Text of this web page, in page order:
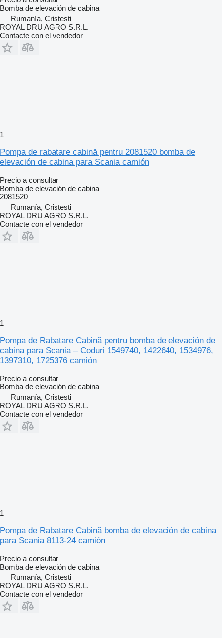
Bomba de elevación de cabina
Rumanía, Cristesti
ROYAL DRU AGRO S.R.L.
Contacte con el vendedor
1
Pompa de rabatare cabină pentru 2081520 bomba de
elevación de cabina para Scania camión
Precio a consultar
Bomba de elevación de cabina
2081520
Rumanía, Cristesti
ROYAL DRU AGRO S.R.L.
Contacte con el vendedor
1
Pompa de Rabatare Cabină pentru bomba de elevación de
cabina para Scania – Coduri 1549740, 1422640, 1534976,
1397310, 1725376 camión
Precio a consultar
Bomba de elevación de cabina
Rumanía, Cristesti
ROYAL DRU AGRO S.R.L.
Contacte con el vendedor
1
Pompa de Rabatare Cabină bomba de elevación de cabina
para Scania 8113-24 camión
Precio a consultar
Bomba de elevación de cabina
Rumanía, Cristesti
ROYAL DRU AGRO S.R.L.
Contacte con el vendedor